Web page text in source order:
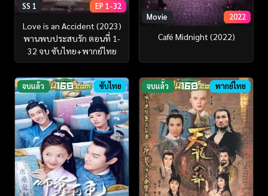
SS 1 EP 1-32
Love is an Accident (2023)
พานพบประสบรัก ตอนที่ 1-
32 จบ ซับไทย+พากย์ไทย
Movie 2022
Café Midnight (2022)
จบแล้ว ซับไทย จบแล้ว พากย์ไทย